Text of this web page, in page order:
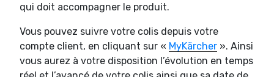
qui doit accompagner le produit.
Vous pouvez suivre votre colis depuis votre
compte client, en cliquant sur « MyKärcher ». Ainsi
vous aurez à votre disposition l’évolution en temps